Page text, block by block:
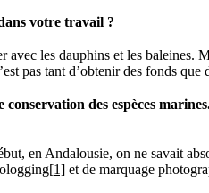
votre travail ?
les dauphins et les
pas tant d’obtenir des fonds
conservation des espèces
en Andalousie, on ne savait
[1] et de marquage